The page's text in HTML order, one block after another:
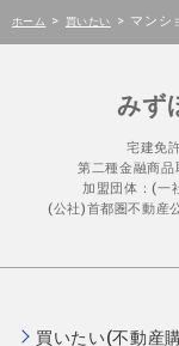
ホーム > 買いたい > マンシ
みず
宅建免
第二種金融商
加盟団体：(
(公社)首都圏不動産
買いたい(不動産